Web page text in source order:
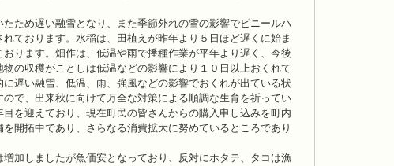
ため遅い融雪となり、また季節外れの雪の影響でビニールハ
ております。水稲は、田植えが昨年より５日ほど遅くに始ま
ります。畑作は、低温や雨で播種作業が平年より遅く、今後
の収穫がことしは低温などの影響により１０日以上おくれて
遅い融雪、低温、雨、強風などの影響でおくれが出ている状
で、出来秋に向けて万全な対策による順調な生育を祈ってい
を迎えており、現在町民の皆さんからの購入申し込みを町内
開拓中であり、さらなる消費拡大に努めているところであり
加しましたが魚価安となっており、反対にホタテ、タコは漁